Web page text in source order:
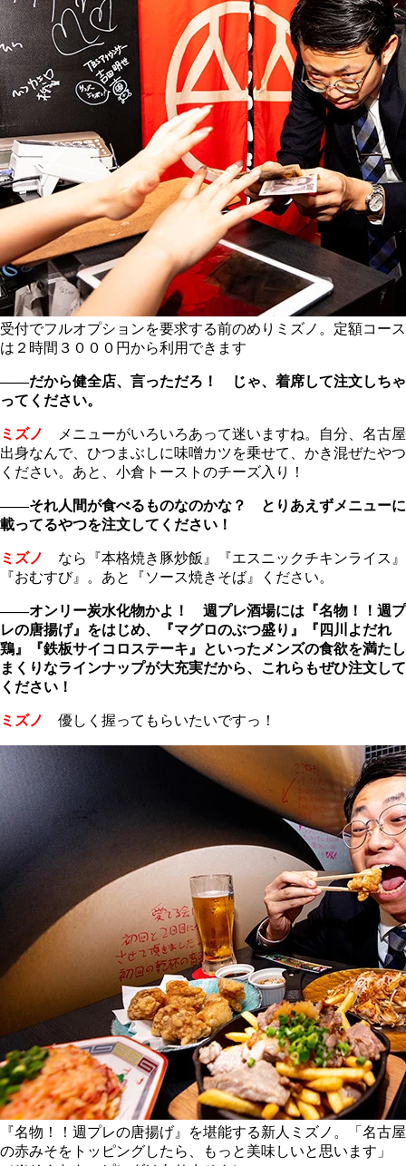
受付でフルオプションを要求する前のめりミズノ。定額コース
は２時間３０００円から利用できます
――だから健全店、言っただろ！ じゃ、着席して注文しちゃ
ってください。
ミズノ
メニューがいろいろあって迷いますね。自分、名古屋
出身なんで、ひつまぶしに味噌カツを乗せて、かき混ぜたやつ
ください。あと、小倉トーストのチーズ入り！
――それ人間が食べるものなのかな？ とりあえずメニューに
載ってるやつを注文してください！
ミズノ
なら『本格焼き豚炒飯』『エスニックチキンライス』
『おむすび』。あと『ソース焼きそば』ください。
――オンリー炭水化物かよ！ 週プレ酒場には『名物！！週プ
レの唐揚げ』をはじめ、『マグロのぶつ盛り』『四川よだれ
鶏』『鉄板サイコロステーキ』といったメンズの食欲を満たし
まくりなラインナップが大充実だから、これらもぜひ注文して
ください！
ミズノ 優しく握ってもらいたいですっ！
『名物！！週プレの唐揚げ』を堪能する新人ミズノ。「名古屋
の赤みそをトッピングしたら、もっと美味しいと思います」